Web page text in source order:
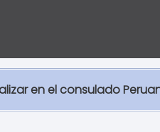
en el consulado